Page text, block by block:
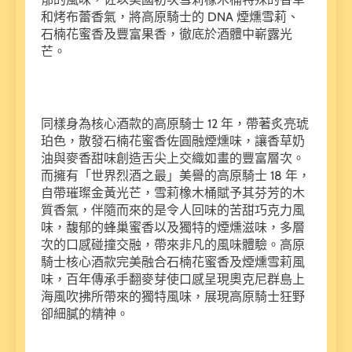
和烤布蕾香氣，將高原騎士的 DNA 煙燻雪莉、
石楠花蜜香及豐富果香，徹底於酒體中嶄露光
芒。
同樣身為核心酒款的高原騎士 12 年，帶著炙亮琥
珀色，散發石楠花蜜香佐圓融煙燻味，讓香草奶
油與麥香甜味創造舌尖上交織如畫的豐富層次。
而擁有「世界烈酒之最」美譽的高原騎士 18 年，
自帶璀璨金黃光芒，雪莉橡木桶賦予其芬芳的木
質香氣，伴隨而來的是令人回味的苦甜巧克力風
味，馥郁的蜂巢蜜香以及獨特的煙燻滋味，多層
次的口感碰撞交融，帶來非凡的風味體驗。高原
騎士核心酒款完美融合石楠花蜜香及煙燻雪莉風
味，百年傳承手翻麥芽使口感呈現奧克尼群島上
海風吹拂所帶來的獨特風味，展現高原騎士狂野
卻細膩的精神。